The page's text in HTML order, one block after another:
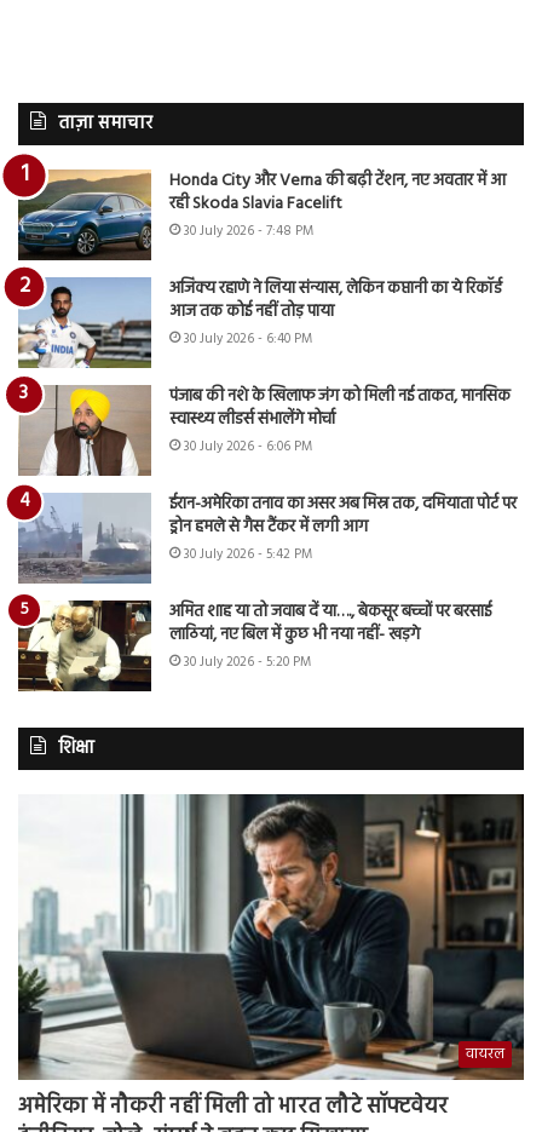
ताज़ा समाचार
Honda City और Verna की बढ़ी टेंशन, नए अवतार में आ
रही Skoda Slavia Facelift
30 July 2026 - 7:48 PM
अजिंक्य रहाणे ने लिया संन्यास, लेकिन कप्तानी का ये रिकॉर्ड
आज तक कोई नहीं तोड़ पाया
30 July 2026 - 6:40 PM
पंजाब की नशे के खिलाफ जंग को मिली नई ताकत, मानसिक
स्वास्थ्य लीडर्स संभालेंगे मोर्चा
30 July 2026 - 6:06 PM
ईरान-अमेरिका तनाव का असर अब मिस्र तक, दमियाता पोर्ट पर
ड्रोन हमले से गैस टैंकर में लगी आग
30 July 2026 - 5:42 PM
अमित शाह या तो जवाब दें या…., बेकसूर बच्चों पर बरसाई
लाठियां, नए बिल में कुछ भी नया नहीं- खड़गे
30 July 2026 - 5:20 PM
शिक्षा
वायरल
अमेरिका में नौकरी नहीं मिली तो भारत लौटे सॉफ्टवेयर